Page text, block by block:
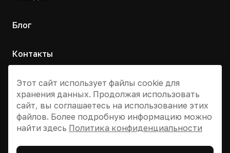
Блог
Контакты
+7 495 955 13 12
info@dvizhkipr.ru
Этот сайт использует файлы cookie для
хранения данных. Продолжая использовать
сайт, вы соглашаетесь на использование этих
файлов. Более подробную информацию можно
найти здесь Политика конфиденциальности